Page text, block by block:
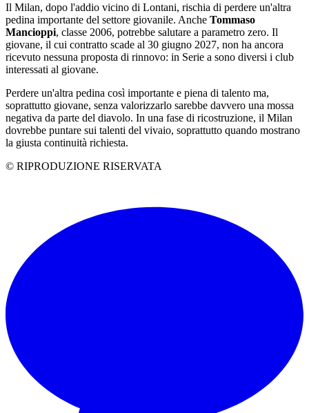
Il Milan, dopo l'addio vicino di Lontani, rischia di perdere un'altra
pedina importante del settore giovanile. Anche Tommaso
Mancioppi, classe 2006, potrebbe salutare a parametro zero. Il
giovane, il cui contratto scade al 30 giugno 2027, non ha ancora
ricevuto nessuna proposta di rinnovo: in Serie a sono diversi i club
interessati al giovane.
Perdere un'altra pedina così importante e piena di talento ma,
soprattutto giovane, senza valorizzarlo sarebbe davvero una mossa
negativa da parte del diavolo. In una fase di ricostruzione, il Milan
dovrebbe puntare sui talenti del vivaio, soprattutto quando mostrano
la giusta continuità richiesta.
© RIPRODUZIONE RISERVATA